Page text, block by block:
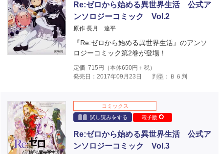
Re:ゼロから始める異世界生活 公式ア
ンソロジーコミック Vol.2
原作 長月 達平
『Re:ゼロから始める異世界生活』のアンソ
ロジーコミック第2巻が登場！
定価 715 円（本体650円＋税）
発売日：2017年09月23日
判型：Ｂ６判
コミックス
試し読みをする
電子版
Re:ゼロから始める異世界生活 公式ア
ンソロジーコミック Vol.3